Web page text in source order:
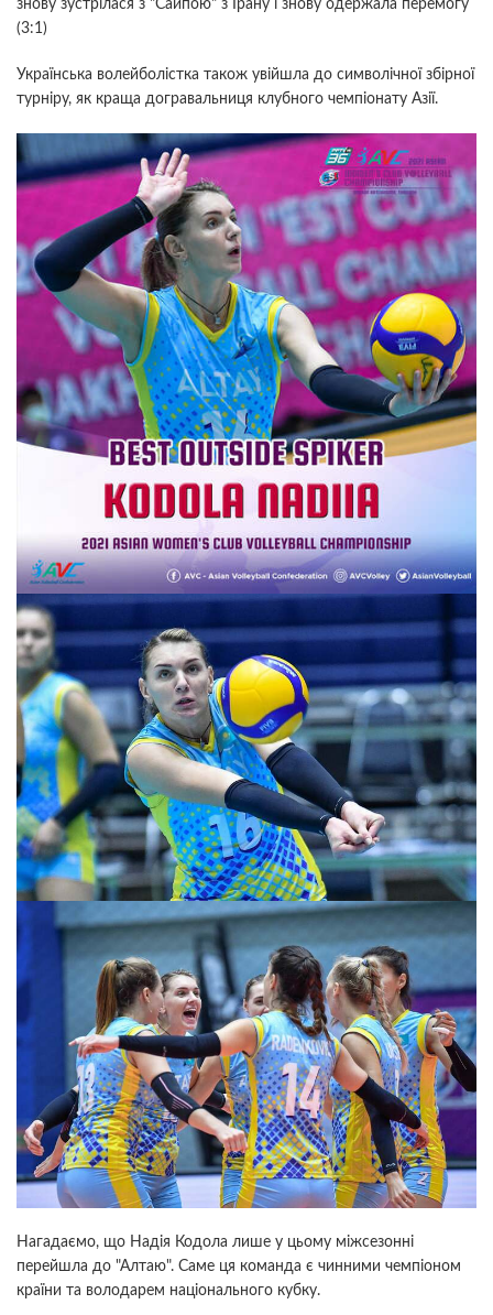
знову зустрілася з "Сайпою" з Ірану і знову одержала перемогу
(3:1)
Українська волейболістка також увійшла до символічної збірної
турніру, як краща догравальниця клубного чемпіонату Азії.
Нагадаємо, що Надія Кодола лише у цьому міжсезонні
перейшла до "Алтаю". Саме ця команда є чинними чемпіоном
країни та володарем національного кубку.